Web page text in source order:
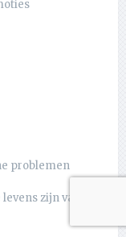
problemen
zijn van